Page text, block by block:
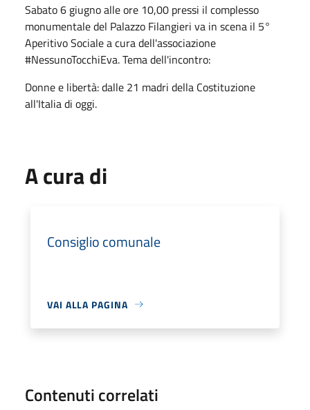
Sabato 6 giugno alle ore 10,00 pressi il complesso
monumentale del Palazzo Filangieri va in scena il 5°
Aperitivo Sociale a cura dell'associazione
#NessunoTocchiEva. Tema dell'incontro:
Donne e libertà: dalle 21 madri della Costituzione
all'Italia di oggi.
A cura di
Consiglio comunale
VAI ALLA PAGINA
Contenuti correlati